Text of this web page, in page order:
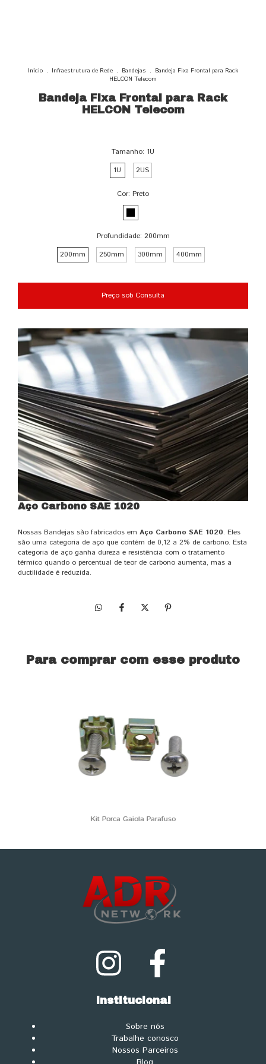
Início . Infraestrutura de Rede . Bandejas . Bandeja Fixa Frontal para Rack
HELCON Telecom
Bandeja Fixa Frontal para Rack
HELCON Telecom
Tamanho: 1U
1U
2US
Cor: Preto
Profundidade: 200mm
200mm
250mm 300mm 400mm
Aço Carbono SAE 1020
Nossas Bandejas são fabricados em Aço Carbono SAE 1020. Eles
são uma categoria de aço que contém de 0,12 a 2% de carbono. Esta
categoria de aço ganha dureza e resistência com o tratamento
térmico quando o percentual de teor de carbono aumenta, mas a
ductilidade é reduzida.
Para comprar com esse produto
Kit Porca Gaiola Parafuso
Institucional
Sobre nós
Trabalhe conosco
Nossos Parceiros